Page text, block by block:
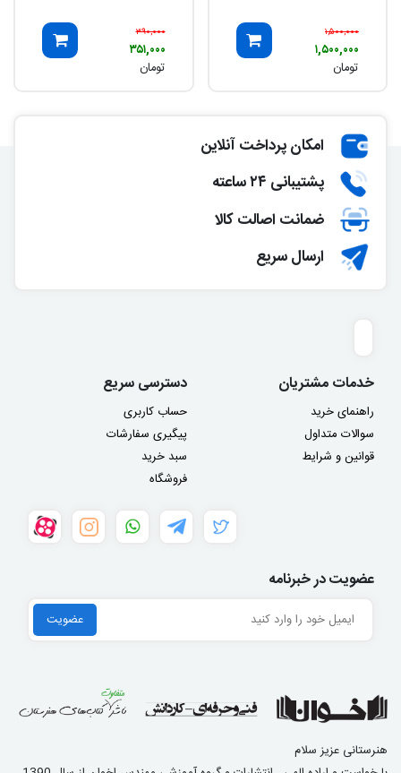
۱,۵۰۰,۰۰۰
۱,۵۰۰,۰۰۰
تومان
۳۹۰,۰۰۰
۳۵۱,۰۰۰
تومان
امکان پرداخت آنلاین
پشتیبانی ۲۴ ساعته
ضمانت اصالت کالا
ارسال سریع
خدمات مشتریان
راهنمای خرید
سوالات متداول
قوانین و شرایط
دسترسی سریع
حساب کاربری
پیگیری سفارشات
سبد خرید
فروشگاه
عضویت در خبرنامه
هنرستانی عزیز سلام